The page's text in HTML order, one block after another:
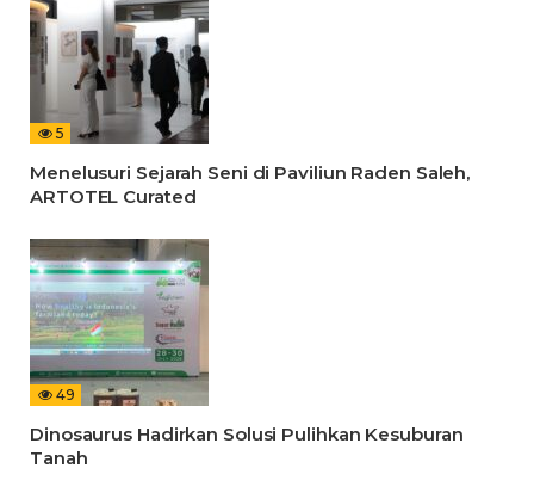
5
Menelusuri Sejarah Seni di Paviliun Raden Saleh,
ARTOTEL Curated
49
Dinosaurus Hadirkan Solusi Pulihkan Kesuburan
Tanah